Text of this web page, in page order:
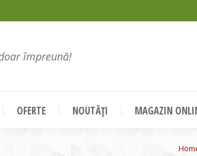
împreună!
OFERTE NOUTĂȚI MAGAZIN
You